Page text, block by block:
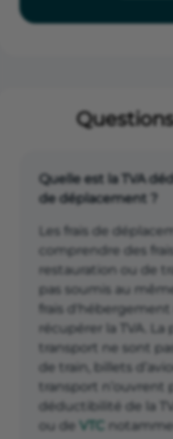
Quelle est la TVA
de déplacement ?
Les frais de
comprendre des
restauration ou de
pas soumis au
frais
récupérer la TVA. La
transport ne sont
de train, billets
transport n’ouvrent
déductibilité de la
ou de VTC